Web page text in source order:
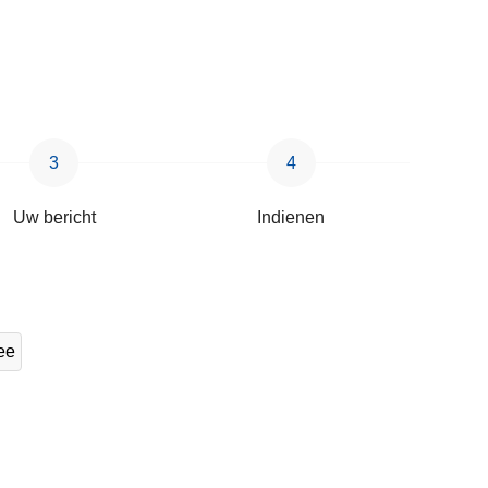
Uw bericht Indienen